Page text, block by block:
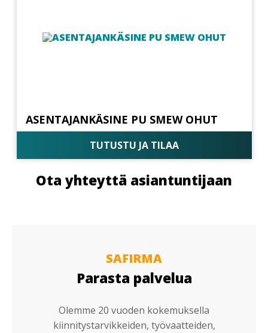
ASENTAJANKÄSINE PU SMEW OHUT
TUTUSTU JA TILAA
Ota yhteyttä asiantuntijaan
SAFIRMA
Parasta palvelua
Olemme 20 vuoden kokemuksella
kiinnitystarvikkeiden, työvaatteiden,